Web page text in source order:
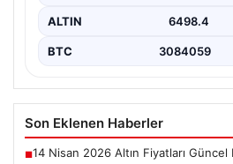
ALTIN 6498.4
BTC 3084059
Son Eklenen Haberler
■14 Nisan 2026 Altın Fiyatları